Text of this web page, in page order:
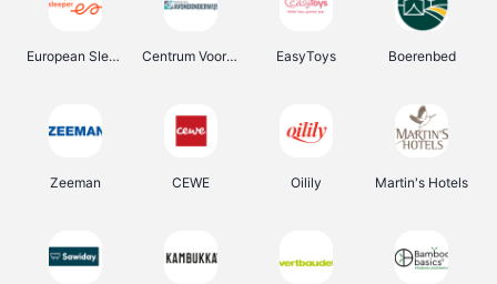
European Sleeper Centrum Voor Avondonderwijs EasyToys Boerenbed
Zeeman CEWE Oilily Martin's Hotels